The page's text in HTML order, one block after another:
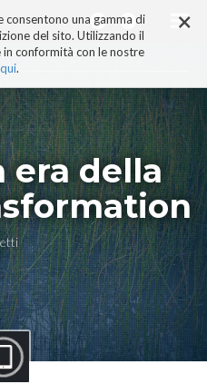
×
una gamma di
del sito. Utilizzando il
conformità con le nostre
.
era della